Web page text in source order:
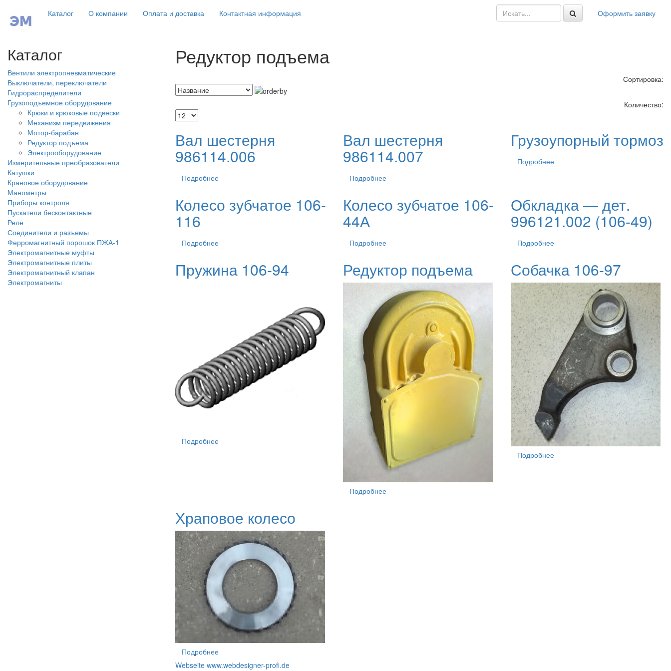
Каталог О компании Оплата и доставка Контактная информация Оформить заявку
Каталог
Вентили электропневматические
Выключатели, переключатели
Гидрораспределители
Грузоподъемное оборудование
Крюки и крюковые подвески
Механизм передвижения
Мотор-барабан
Редуктор подъема
Электрооборудование
Измерительные преобразователи
Катушки
Крановое оборудование
Манометры
Приборы контроля
Пускатели бесконтактные
Реле
Соединители и разъемы
Ферромагнитный порошок ПЖА-1
Электромагнитные муфты
Электромагнитные плиты
Электромагнитный клапан
Электромагниты
Редуктор подъема
Сортировка:
Количество:
Вал шестерня
986114.006
Подробнее
Вал шестерня
986114.007
Подробнее
Грузоупорный тормоз
Подробнее
Колесо зубчатое 106-
116
Подробнее
Колесо зубчатое 106-
44А
Подробнее
Обкладка — дет.
996121.002 (106-49)
Подробнее
Пружина 106-94
Подробнее
Редуктор подъема
Подробнее
Собачка 106-97
Подробнее
Храповое колесо
Подробнее
Webseite www.webdesigner-profi.de